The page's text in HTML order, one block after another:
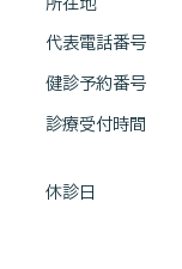
代表電話番号
健診予約番号
診療受付時間
休診日